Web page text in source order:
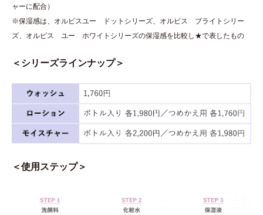
ャーに配合）
※保湿感は、オルビスユー ドットシリーズ、オルビス ブライトシリー
ズ、オルビス ユー ホワイトシリーズの保湿感を比較し★で表したもの
＜シリーズラインナップ＞
＜使用ステップ＞